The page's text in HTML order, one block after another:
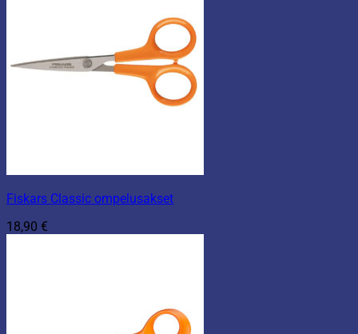
Fiskars Classic ompelusakset
18,90 €